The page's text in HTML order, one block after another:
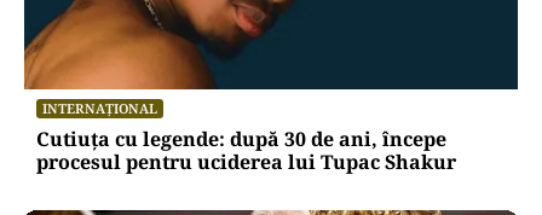
INTERNAȚIONAL
Cutiuța cu legende: după 30 de ani, începe
procesul pentru uciderea lui Tupac Shakur